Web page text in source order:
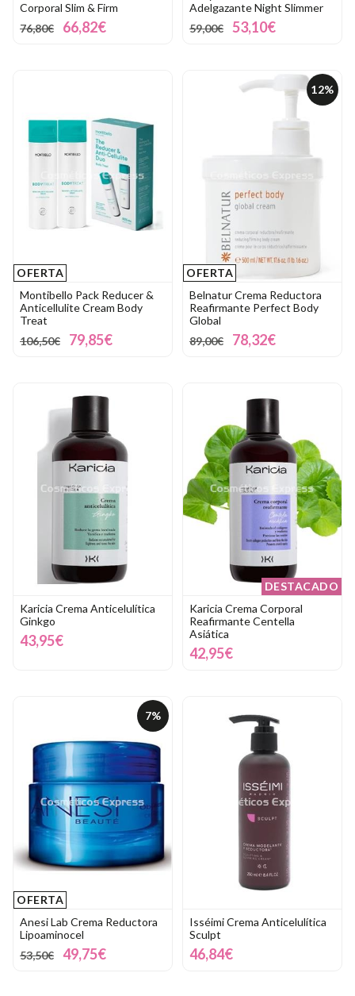
Corporal Slim & Firm
76,80€
66,82€
Adelgazante Night Slimmer
59,00€
53,10€
OFERTA
Montibello Pack Reducer &
Anticellulite Cream Body
Treat
106,50€
79,85€
12%
OFERTA
Belnatur Crema Reductora
Reafirmante Perfect Body
Global
89,00€
78,32€
Karicia Crema Anticelulítica
Ginkgo
43,95€
DESTACADO
Karicia Crema Corporal
Reafirmante Centella
Asiática
42,95€
7%
OFERTA
Anesi Lab Crema Reductora
Lipoaminocel
53,50€
49,75€
Isséimi Crema Anticelulítica
Sculpt
46,84€